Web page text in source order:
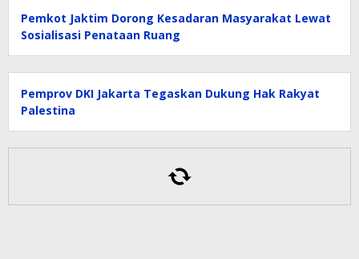
Pemkot Jaktim Dorong Kesadaran Masyarakat Lewat
Sosialisasi Penataan Ruang
Pemprov DKI Jakarta Tegaskan Dukung Hak Rakyat
Palestina